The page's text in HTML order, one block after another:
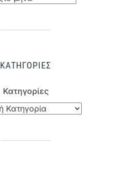
ΚΑΤΗΓΟΡΊΕΣ
Κατηγορίες